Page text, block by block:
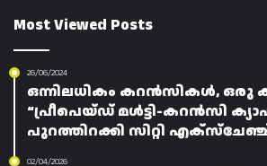
Most Viewed Posts
26/06/2024
ഒന്നിലധികം കറൻസികൾ, ഒരു
“പ്രീപെയ്ഡ് മൾട്ടി-കറൻസി
പുറത്തിറക്കി സിറ്റി
02/04/2026